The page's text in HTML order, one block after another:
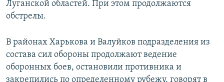
Луганской областей. При этом продолжаются
обстрелы.
В районах Харькова и Валуйков подразделения из
состава сил обороны продолжают ведение
оборонных боев, остановили противника и
закрепились по определенному рубежу, говорят в